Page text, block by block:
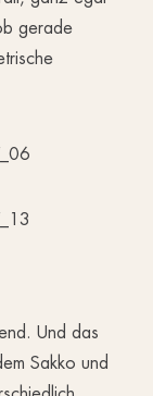
gerade
Und das
Sakko und